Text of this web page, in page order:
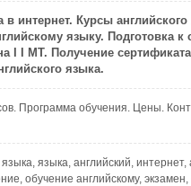
в интернет. Курсы
языку. Подготовка к
I I MT. Получение
языка.
Программа обучения. Цены.
языка, английский, интернет,
обучение английскому,